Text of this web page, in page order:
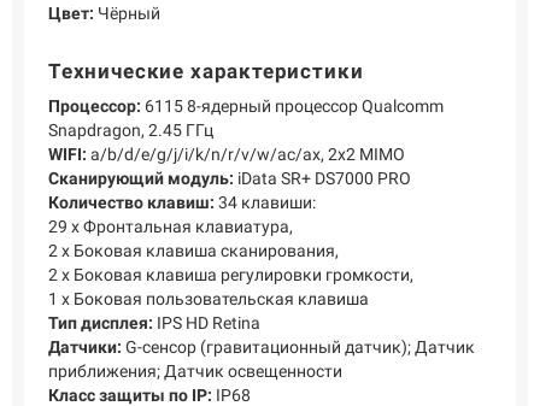
+7 (495) 518-94-41 info@poscenter.ru
Цвет: Чёрный
Технические характеристики
Процессор: 6115 8-ядерный процессор Qualcomm
Snapdragon, 2.45 ГГц
WIFI: a/b/d/e/g/j/i/k/n/r/v/w/ac/ax, 2x2 MIMO
Сканирующий модуль: iData SR+ DS7000 PRO
Количество клавиш: 34 клавиши:
29 х Фронтальная клавиатура,
2 х Боковая клавиша сканирования,
2 х Боковая клавиша регулировки громкости,
1 х Боковая пользовательская клавиша
Тип дисплея: IPS HD Retina
Датчики: G-сенсор (гравитационный датчик); Датчик
приближения; Датчик освещенности
Класс защиты по IP: IP68